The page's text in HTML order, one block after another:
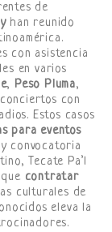
de
han reunido
con asistencia
en varios
, Peso Pluma,
con
Estos casos
para eventos
convocatoria
Tecate Pa’l
contratar
culturales de
eleva la